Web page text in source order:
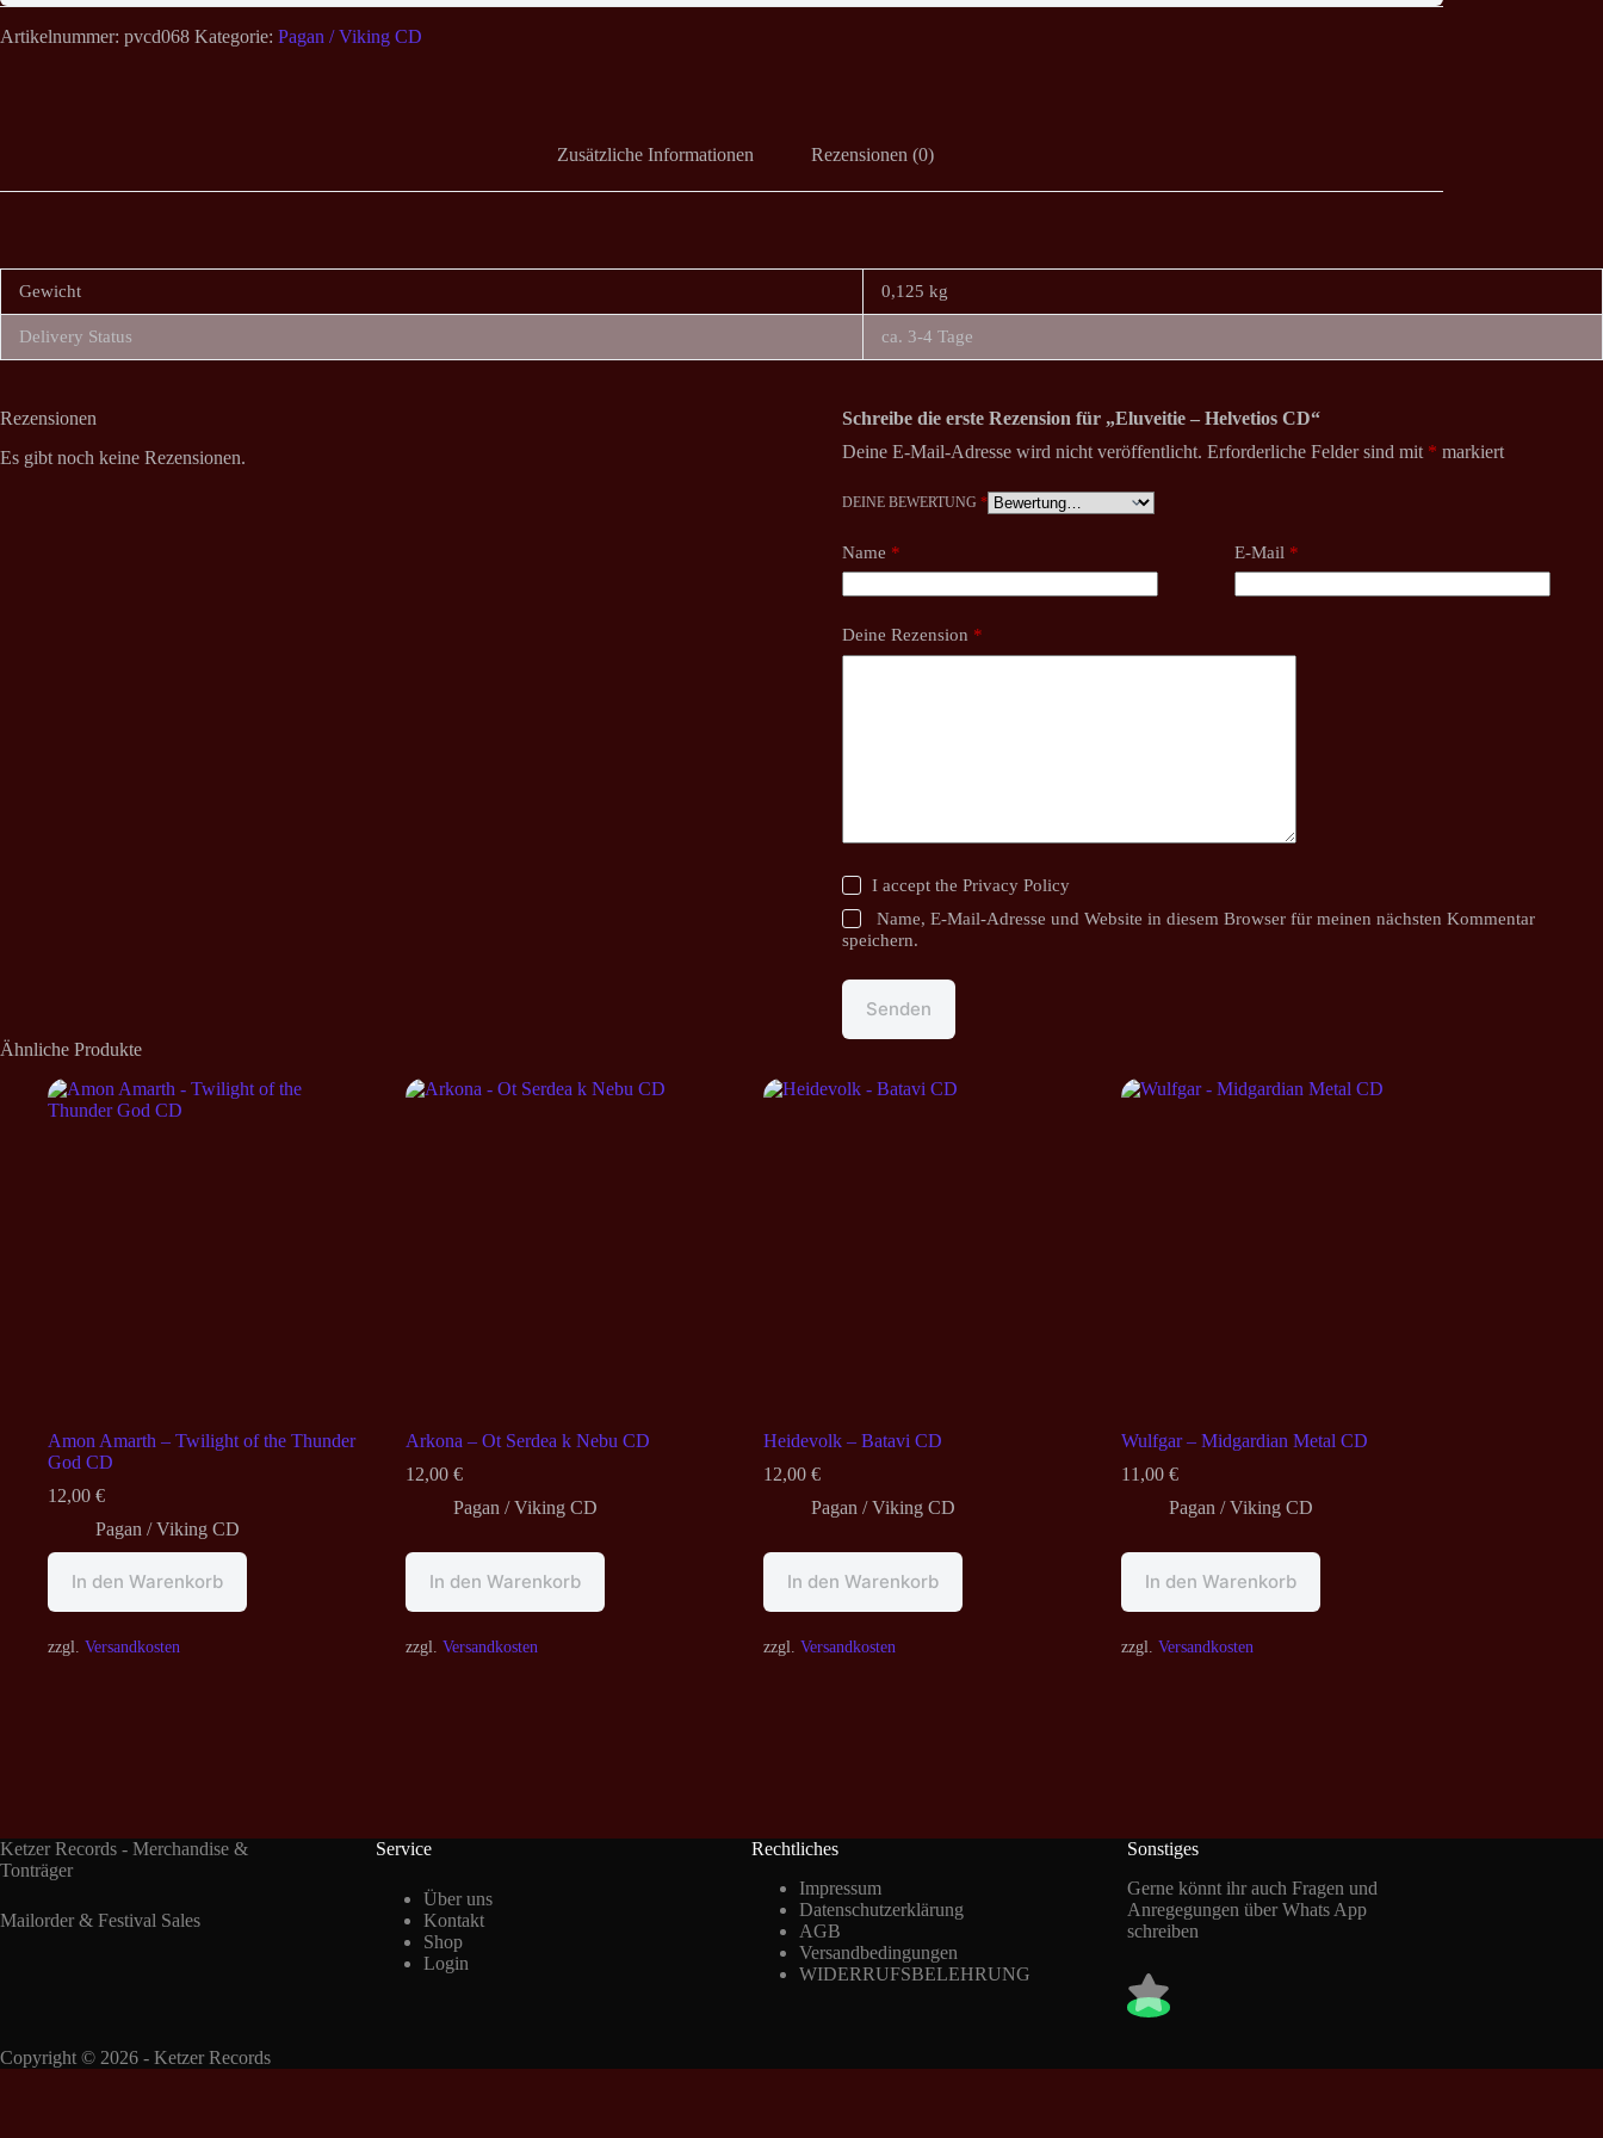
Artikelnummer: pvcd068 Kategorie: Pagan / Viking CD
Zusätzliche Informationen Rezensionen (0)
Gewicht 0,125 kg
Delivery Status ca. 3-4 Tage
Rezensionen
Es gibt noch keine Rezensionen.
Schreibe die erste Rezension für „Eluveitie – Helvetios CD“
Deine E-Mail-Adresse wird nicht veröffentlicht. Erforderliche Felder sind mit * markiert
DEINE BEWERTUNG *
Name * E-Mail *
Deine Rezension *
I accept the Privacy Policy
Name, E-Mail-Adresse und Website in diesem Browser für meinen nächsten Kommentar
speichern.
Senden
Ähnliche Produkte
Amon Amarth – Twilight of the Thunder
God CD
12,00 €
Pagan / Viking CD
In den Warenkorb
zzgl. Versandkosten
Arkona – Ot Serdea k Nebu CD
12,00 €
Pagan / Viking CD
In den Warenkorb
zzgl. Versandkosten
Heidevolk – Batavi CD
12,00 €
Pagan / Viking CD
In den Warenkorb
zzgl. Versandkosten
Wulfgar – Midgardian Metal CD
11,00 €
Pagan / Viking CD
In den Warenkorb
zzgl. Versandkosten
Ketzer Records - Merchandise &
Tonträger
Mailorder & Festival Sales
Service
Über uns
Kontakt
Shop
Login
Rechtliches
Impressum
Datenschutzerklärung
AGB
Versandbedingungen
WIDERRUFSBELEHRUNG
Sonstiges
Gerne könnt ihr auch Fragen und
Anregegungen über Whats App
schreiben
Copyright © 2026 - Ketzer Records